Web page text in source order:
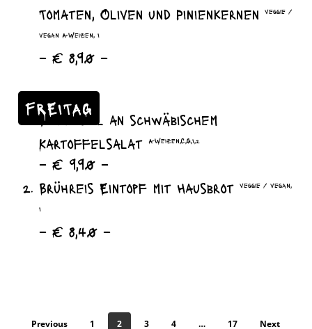
Tomaten, Oliven und Pinienkernen
veggie /
vegan A-Weizen, I
– € 8,90 –
FREITAG
Schnitzel an schwäbischem
Kartoffelsalat
A-Weizen,C,G,I,2
– € 9,90 –
Brühreis Eintopf mit Hausbrot
veggie / vegan,
I
– € 8,40 –
Previous 1 2 3 4 … 17 Next